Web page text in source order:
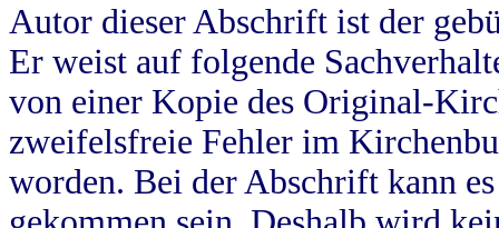
Autor dieser Abschrift ist der
Er weist auf folgende
von einer Kopie des Original-
zweifelsfreie Fehler im
worden. Bei der Abschrift kann